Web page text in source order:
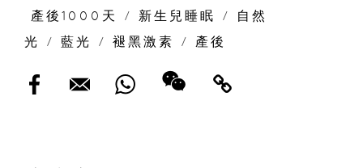
產後1000天
/ 新生兒睡眠 /
自然
光
/ 藍光 / 褪黑激素 / 產後